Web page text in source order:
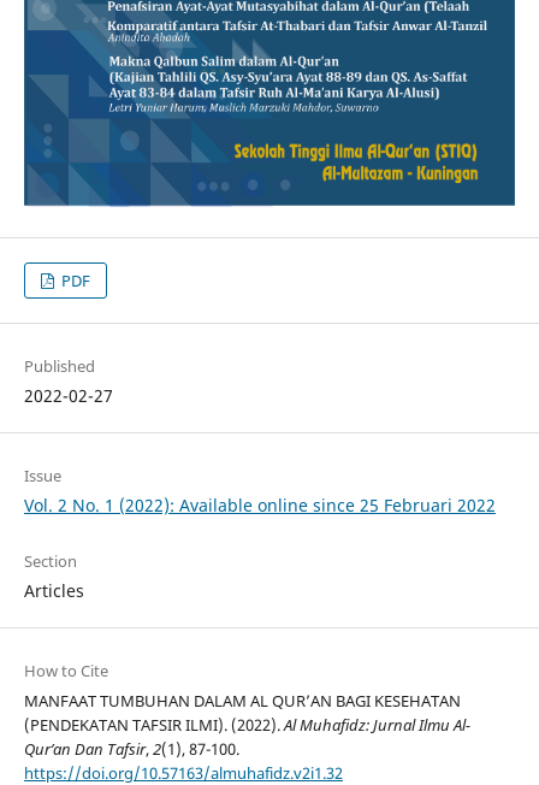
PDF
Published
2022-02-27
Issue
Vol. 2 No. 1 (2022): Available online since 25 Februari 2022
Section
Articles
How to Cite
MANFAAT TUMBUHAN DALAM AL QUR’AN BAGI KESEHATAN
(PENDEKATAN TAFSIR ILMI). (2022).Al Muhafidz: Jurnal Ilmu Al-
Qur’an Dan Tafsir,2(1), 87-100.
https://doi.org/10.57163/almuhafidz.v2i1.32